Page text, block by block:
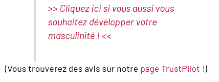
>> Cliquez ici si vous aussi vous
souhaitez développer votre
masculinité ! <<
(Vous trouverez des avis sur notre page TrustPilot !)